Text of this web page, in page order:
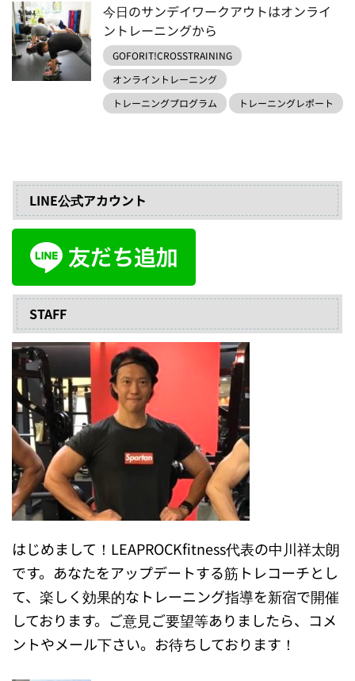
今日のサンデイワークアウトはオンライ
ントレーニングから
GOFORIT!CROSSTRAINING
オンライントレーニング
トレーニングプログラム
トレーニングレポート
LINE公式アカウント
STAFF
はじめまして！LEAPROCKfitness代表の中川祥太朗
です。あなたをアップデートする筋トレコーチとし
て、楽しく効果的なトレーニング指導を新宿で開催
しております。ご意見ご要望等ありましたら、コメ
ントやメール下さい。お待ちしております！